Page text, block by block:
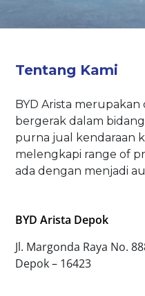
Tentang Kami
BYD Arista merupakan
bergerak dalam
purna jual kendaraan
melengkapi range of
ada dengan menjadi
BYD Arista Depok
Jl. Margonda Raya No.
Depok – 16423